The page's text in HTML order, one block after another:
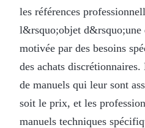
les références
l&rsquo;objet d&rsquo;une
motivée par des besoins
des achats
de manuels qui leur sont
soit le prix, et les
manuels techniques